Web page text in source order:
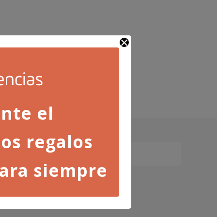
de privacidad
el
regalos
siempre